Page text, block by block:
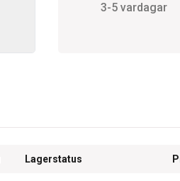
3-5 vardagar
Lagerstatus